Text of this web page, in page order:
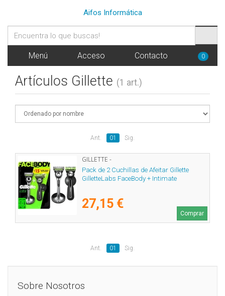
Aifos Informática
Menú Acceso Contacto 0
Artículos Gillette (1 art.)
Ant. 01 Sig.
GILLETTE -
Pack de 2 Cuchillas de Afeitar Gillette
GilletteLabs FaceBody + Intimate
27,15 €
Comprar
Ant. 01 Sig.
Sobre Nosotros